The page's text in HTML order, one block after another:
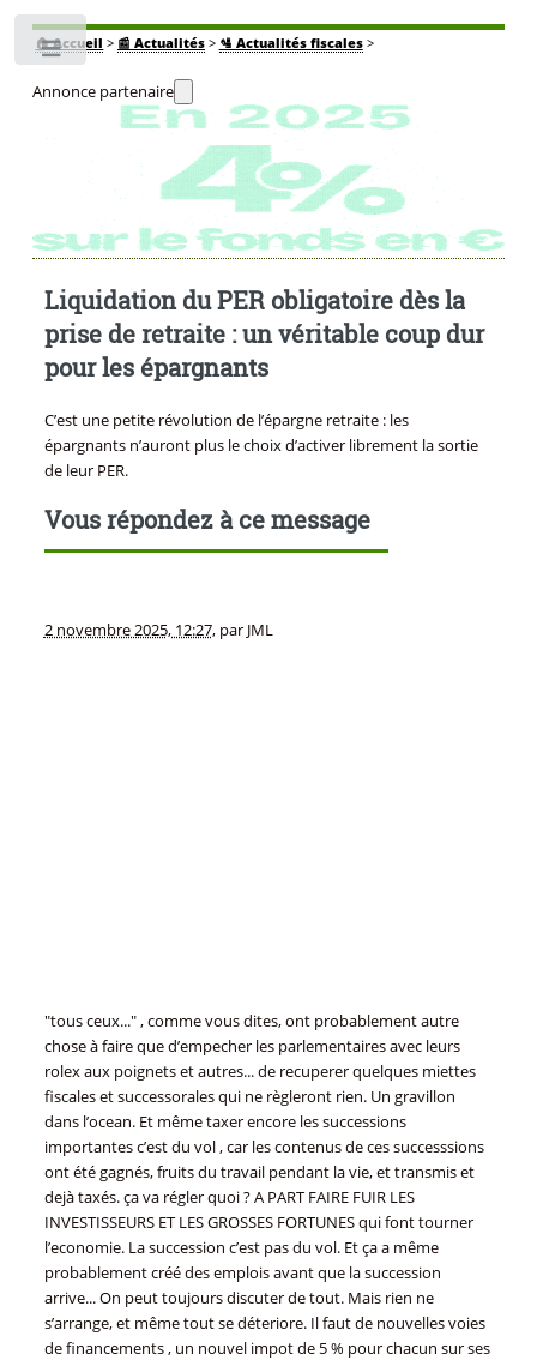
🏠Accueil > 📰 Actualités> 🛂 Actualités fiscales>
Annonce partenaire
Liquidation du PER obligatoire dès la
prise de retraite : un véritable coup dur
pour les épargnants
C’est une petite révolution de l’épargne retraite : les
épargnants n’auront plus le choix d’activer librement la sortie
de leur PER.
Vous répondez à ce message
2 novembre 2025, 12:27, par JML
"tous ceux..." , comme vous dites, ont probablement autre
chose à faire que d’empecher les parlementaires avec leurs
rolex aux poignets et autres... de recuperer quelques miettes
fiscales et successorales qui ne règleront rien. Un gravillon
dans l’ocean. Et même taxer encore les successions
importantes c’est du vol , car les contenus de ces successsions
ont été gagnés, fruits du travail pendant la vie, et transmis et
dejà taxés. ça va régler quoi ? A PART FAIRE FUIR LES
INVESTISSEURS ET LES GROSSES FORTUNES qui font tourner
l’economie. La succession c’est pas du vol. Et ça a même
probablement créé des emplois avant que la succession
arrive... On peut toujours discuter de tout. Mais rien ne
s’arrange, et même tout se déteriore. Il faut de nouvelles voies
de financements , un nouvel impot de 5 % pour chacun sur ses
Toggle